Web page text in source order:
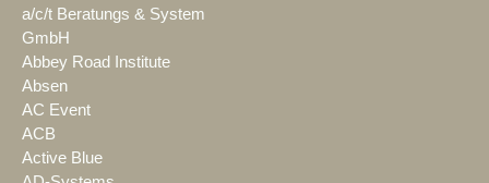
a/c/t Beratungs & System
GmbH
Abbey Road Institute
Absen
AC Event
ACB
Active Blue